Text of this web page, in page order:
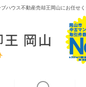
ハウス不動産売却王岡山にお任せ